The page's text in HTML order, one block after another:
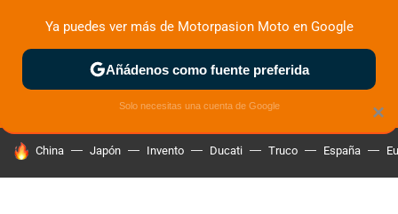
ZONA DE PRUEBAS DEPORTIVAS MOTOS ELÉCTRICAS
HOY SE HABLA DE
China Japón Invento Ducati Truco España
×
Ya puedes ver más de Motorpasion Moto en Google
Añádenos como fuente preferida
Solo necesitas una cuenta de Google